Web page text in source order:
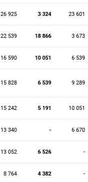
26 925 3 324 23 601
22 539 18 866 3 673
16 590 10 051 6 539
15 828 6 539 9 289
15 242 5 191 10 051
13 340 - 6 670
13 052 6 526 -
8 764 4 382 -